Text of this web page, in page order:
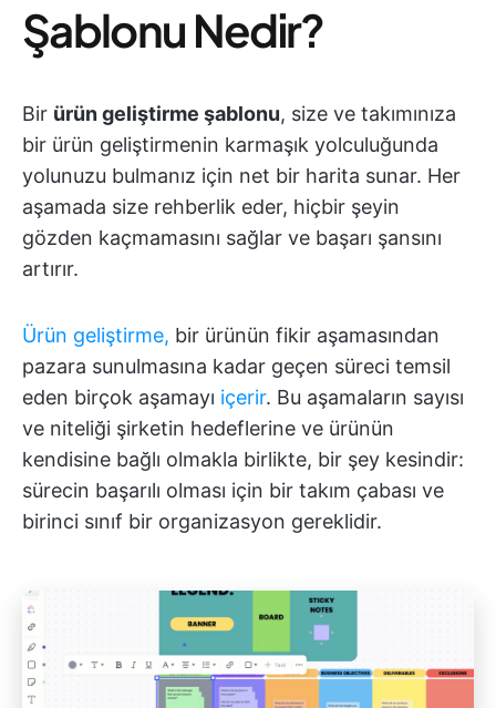
Şablonu Nedir?
Bir ürün geliştirme şablonu, size ve takımınıza
bir ürün geliştirmenin karmaşık yolculuğunda
yolunuzu bulmanız için net bir harita sunar. Her
aşamada size rehberlik eder, hiçbir şeyin
gözden kaçmamasını sağlar ve başarı şansını
artırır.
Ürün geliştirme, bir ürünün fikir aşamasından
pazara sunulmasına kadar geçen süreci temsil
eden birçok aşamayı içerir. Bu aşamaların sayısı
ve niteliği şirketin hedeflerine ve ürünün
kendisine bağlı olmakla birlikte, bir şey kesindir:
sürecin başarılı olması için bir takım çabası ve
birinci sınıf bir organizasyon gereklidir.